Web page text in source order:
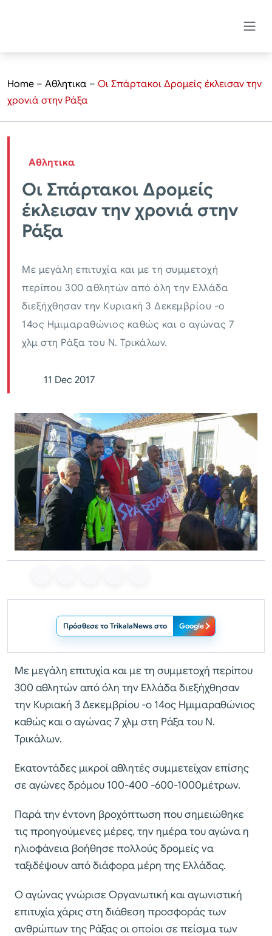
Home – Αθλητικα – Οι Σπάρτακοι Δρομείς έκλεισαν την
χρονιά στην Ράξα
Αθλητικα
Οι Σπάρτακοι Δρομείς
έκλεισαν την χρονιά στην
Ράξα
Με μεγάλη επιτυχία και με τη συμμετοχή
περίπου 300 αθλητών από όλη την Ελλάδα
διεξήχθησαν την Κυριακή 3 Δεκεμβρίου -ο
14ος Ημιμαραθώνιος καθώς και o αγώνας 7
χλμ στη Ράξα του Ν. Τρικάλων.
11 Dec 2017
Πρόσθεσε το TrikalaNews στο Google
Με μεγάλη επιτυχία και με τη συμμετοχή περίπου
300 αθλητών από όλη την Ελλάδα διεξήχθησαν
την Κυριακή 3 Δεκεμβρίου -ο 14ος Ημιμαραθώνιος
καθώς και o αγώνας 7 χλμ στη Ράξα του Ν.
Τρικάλων.
Εκατοντάδες μικροί αθλητές συμμετείχαν επίσης
σε αγώνες δρόμου 100-400 -600-1000μέτρων.
Παρά την έντονη βροχόπτωση που σημειώθηκε
τις προηγούμενες μέρες, την ημέρα του αγώνα η
ηλιοφάνεια βοήθησε πολλούς δρομείς να
ταξιδέψουν από διάφορα μέρη της Ελλάδας.
Ο αγώνας γνώρισε Οργανωτική και αγωνιστική
επιτυχία χάρις στη διάθεση προσφοράς των
ανθρώπων της Ράξας οι οποίοι σε πείσμα των